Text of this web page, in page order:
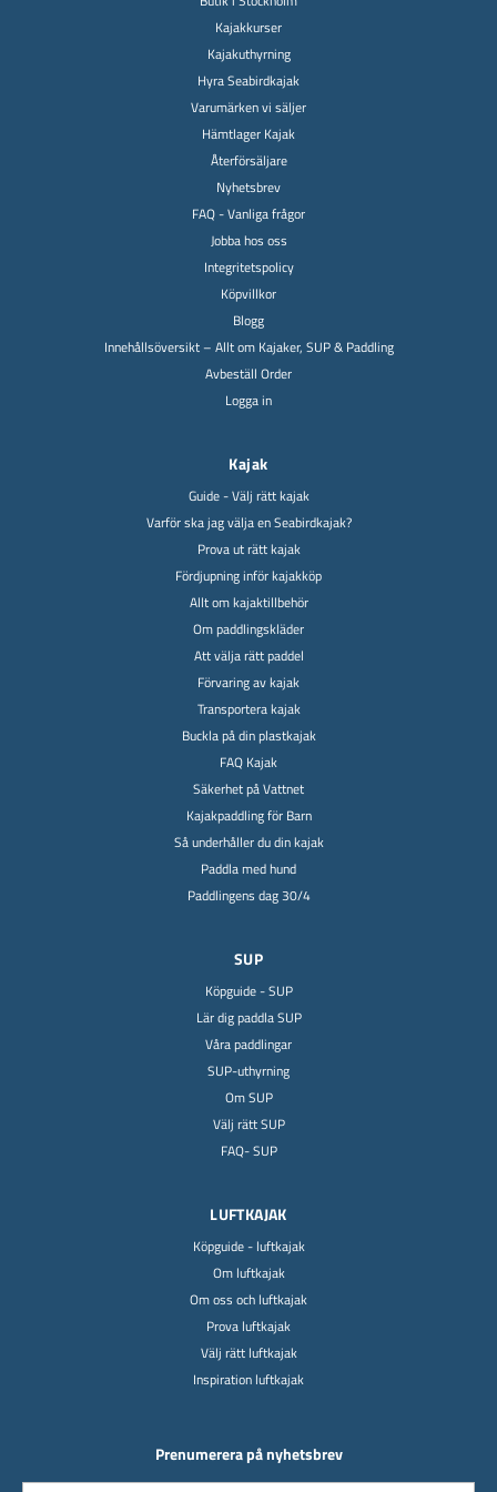
Kajakkurser
Kajakuthyrning
Hyra Seabirdkajak
Varumärken vi säljer
Hämtlager Kajak
Återförsäljare
Nyhetsbrev
FAQ - Vanliga frågor
Jobba hos oss
Integritetspolicy
Köpvillkor
Blogg
Innehållsöversikt – Allt om Kajaker, SUP & Paddling
Avbeställ Order
Logga in
Kajak
Guide - Välj rätt kajak
Varför ska jag välja en Seabirdkajak?
Prova ut rätt kajak
Fördjupning inför kajakköp
Allt om kajaktillbehör
Om paddlingskläder
Att välja rätt paddel
Förvaring av kajak
Transportera kajak
Buckla på din plastkajak
FAQ Kajak
Säkerhet på Vattnet
Kajakpaddling för Barn
Så underhåller du din kajak
Paddla med hund
Paddlingens dag 30/4
SUP
Köpguide - SUP
Lär dig paddla SUP
Våra paddlingar
SUP-uthyrning
Om SUP
Välj rätt SUP
FAQ- SUP
LUFTKAJAK
Köpguide - luftkajak
Om luftkajak
Om oss och luftkajak
Prova luftkajak
Välj rätt luftkajak
Inspiration luftkajak
Prenumerera på nyhetsbrev